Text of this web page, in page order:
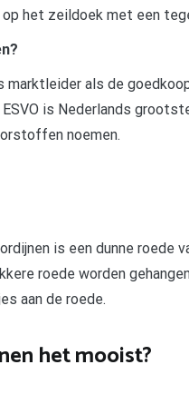
het zeildoek met een
marktleider als de
is Nederlands
noemen.
is een dunne roede
roede worden
aan de roede.
het mooist?